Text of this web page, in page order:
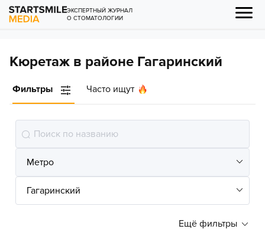
ЭКСПЕРТНЫЙ ЖУРНАЛ
О СТОМАТОЛОГИИ
Кюретаж в районе Гагаринский
Фильтры Часто ищут
Ещё фильтры